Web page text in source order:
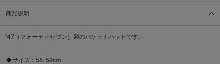
商品説明
'47（フォーティセブン）製のバケットハットです。
◆サイズ：58-59cm